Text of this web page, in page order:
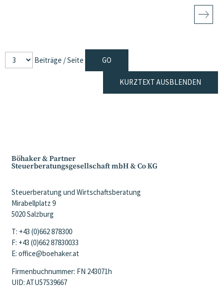
Beiträge / Seite
KURZTEXT AUSBLENDEN
Böhaker & Partner
Steuerberatungsgesellschaft mbH & Co KG
Steuerberatung und Wirtschaftsberatung
Mirabellplatz 9
5020 Salzburg
T: +43 (0)662 878300
F: +43 (0)662 87830033
E: office@boehaker.at
Firmenbuchnummer: FN 243071h
UID: ATU57539667